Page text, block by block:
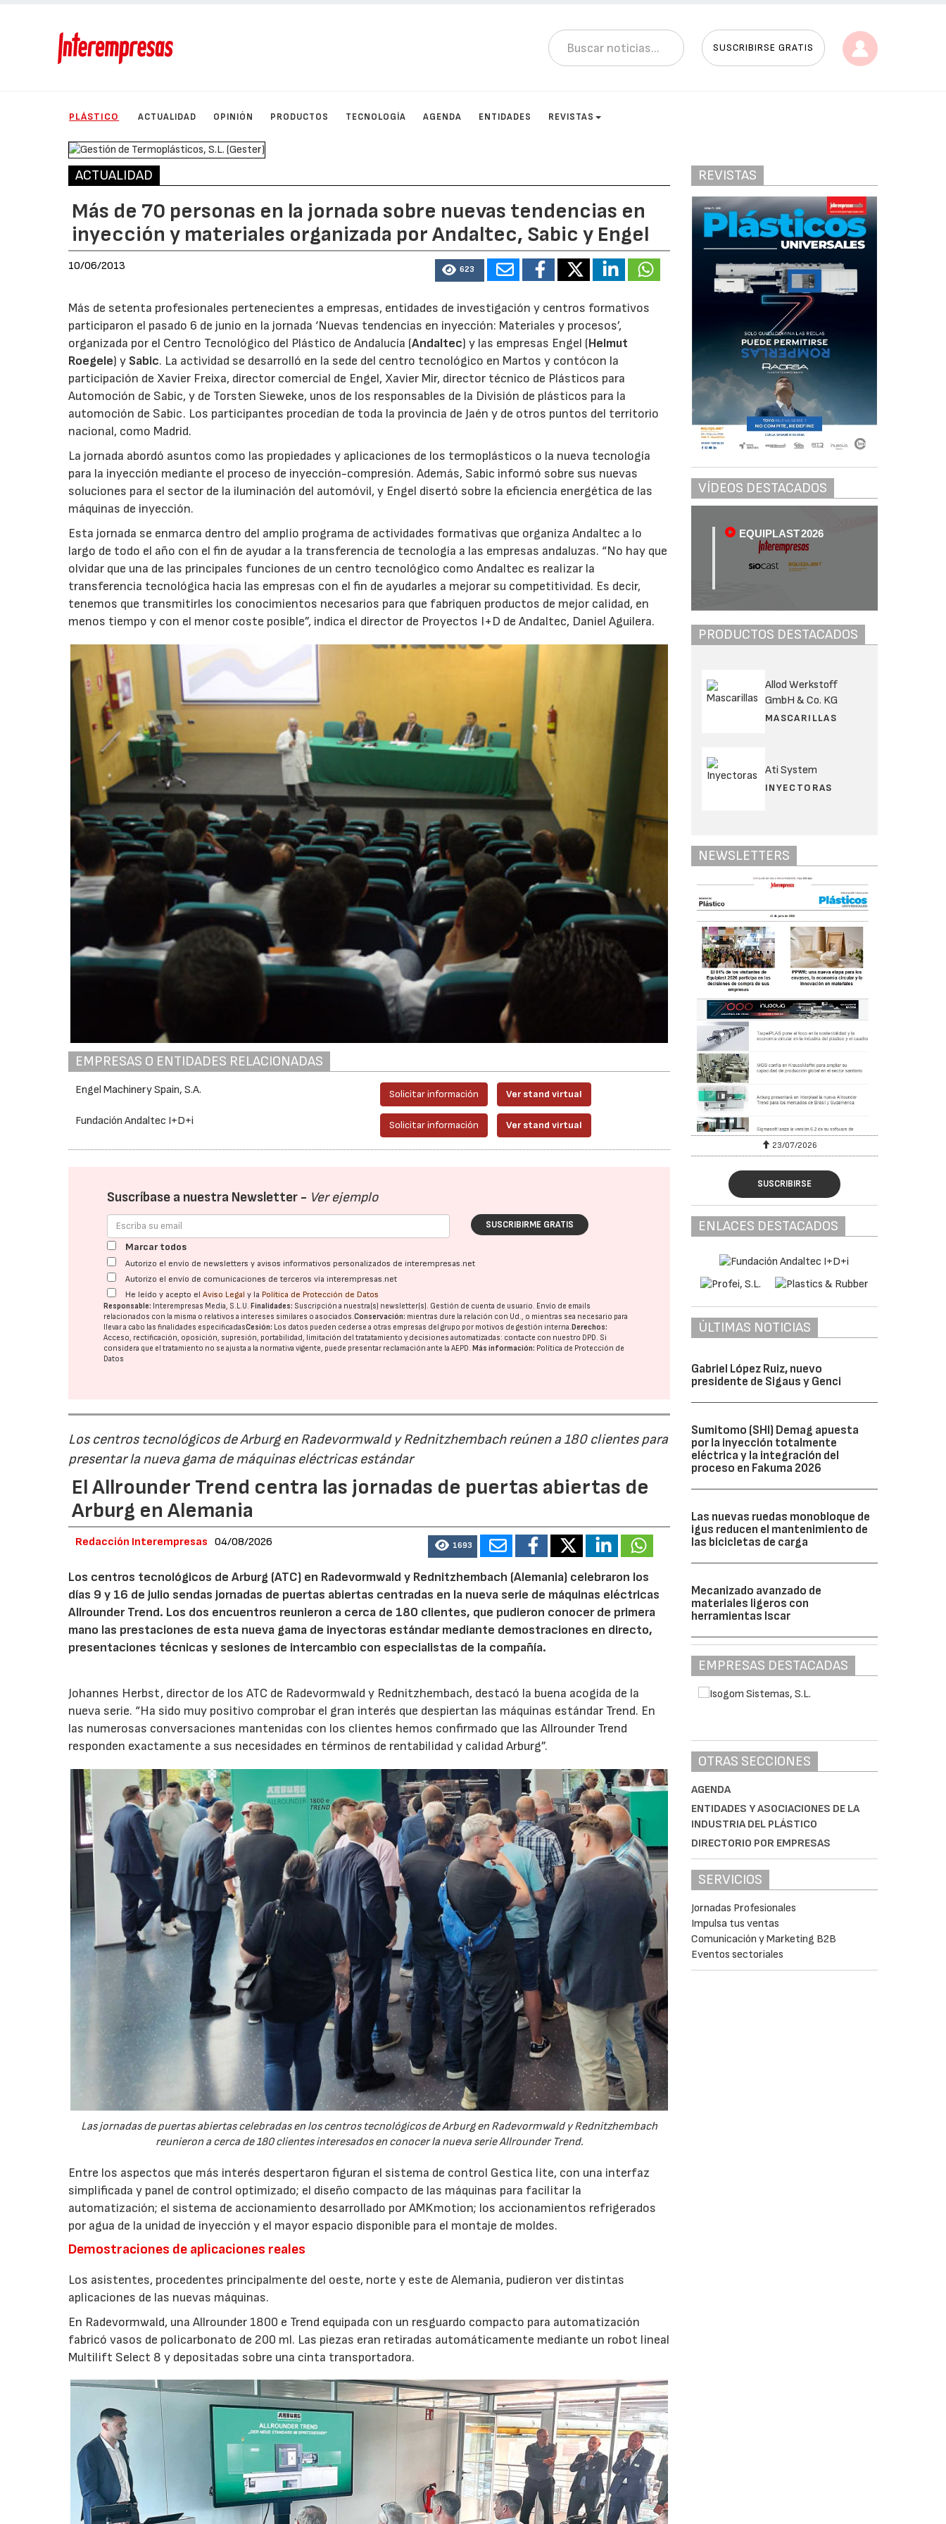
SUSCRIBIRSE GRATIS
PLÁSTICO ACTUALIDAD OPINIÓN PRODUCTOS TECNOLOGÍA AGENDA ENTIDADES REVISTAS
ACTUALIDAD
Más de 70 personas en la jornada sobre nuevas tendencias en
inyección y materiales organizada por Andaltec, Sabic y Engel
10/06/2013 623
Más de setenta profesionales pertenecientes a empresas, entidades de investigación y centros formativos
participaron el pasado 6 de junio en la jornada ‘Nuevas tendencias en inyección: Materiales y procesos’,
organizada por el Centro Tecnológico del Plástico de Andalucía (Andaltec) y las empresas Engel (Helmut
Roegele) y Sabic. La actividad se desarrolló en la sede del centro tecnológico en Martos y contócon la
participación de Xavier Freixa, director comercial de Engel, Xavier Mir, director técnico de Plásticos para
Automoción de Sabic, y de Torsten Sieweke, unos de los responsables de la División de plásticos para la
automoción de Sabic. Los participantes procedían de toda la provincia de Jaén y de otros puntos del territorio
nacional, como Madrid.
La jornada abordó asuntos como las propiedades y aplicaciones de los termoplásticos o la nueva tecnología
para la inyección mediante el proceso de inyección-compresión. Además, Sabic informó sobre sus nuevas
soluciones para el sector de la iluminación del automóvil, y Engel disertó sobre la eficiencia energética de las
máquinas de inyección.
Esta jornada se enmarca dentro del amplio programa de actividades formativas que organiza Andaltec a lo
largo de todo el año con el fin de ayudar a la transferencia de tecnología a las empresas andaluzas. “No hay que
olvidar que una de las principales funciones de un centro tecnológico como Andaltec es realizar la
transferencia tecnológica hacia las empresas con el fin de ayudarles a mejorar su competitividad. Es decir,
tenemos que transmitirles los conocimientos necesarios para que fabriquen productos de mejor calidad, en
menos tiempo y con el menor coste posible”, indica el director de Proyectos I+D de Andaltec, Daniel Aguilera.
EMPRESAS O ENTIDADES RELACIONADAS
Engel Machinery Spain, S.A. Solicitar información Ver stand virtual
Fundación Andaltec I+D+i Solicitar información Ver stand virtual
Suscríbase a nuestra Newsletter - Ver ejemplo
SUSCRIBIRME GRATIS
Marcar todos
Autorizo el envío de newsletters y avisos informativos personalizados de interempresas.net
Autorizo el envío de comunicaciones de terceros vía interempresas.net
He leído y acepto elAviso Legal y la Política de Protección de Datos
Responsable: Interempresas Media, S.L.U.Finalidades: Suscripción a nuestra(s) newsletter(s). Gestión de cuenta de usuario. Envío de emails
relacionados con la misma o relativos a intereses similares o asociados.Conservación: mientras dure la relación con Ud., o mientras sea necesario para
llevar a cabo las finalidades especificadasCesión: Los datos pueden cederse a otras empresas del grupo por motivos de gestión interna.Derechos:
Acceso, rectificación, oposición, supresión, portabilidad, limitación del tratatamiento y decisiones automatizadas: contacte con nuestro DPD. Si
considera que el tratamiento no se ajusta a la normativa vigente, puede presentar reclamación ante laAEPD.Más información: Política de Protección de
Datos
Los centros tecnológicos de Arburg en Radevormwald y Rednitzhembach reúnen a 180 clientes para
presentar la nueva gama de máquinas eléctricas estándar
El Allrounder Trend centra las jornadas de puertas abiertas de
Arburg en Alemania
Redacción Interempresas 04/08/2026 1693
Los centros tecnológicos de Arburg (ATC) en Radevormwald y Rednitzhembach (Alemania) celebraron los
días 9 y 16 de julio sendas jornadas de puertas abiertas centradas en la nueva serie de máquinas eléctricas
Allrounder Trend. Los dos encuentros reunieron a cerca de 180 clientes, que pudieron conocer de primera
mano las prestaciones de esta nueva gama de inyectoras estándar mediante demostraciones en directo,
presentaciones técnicas y sesiones de intercambio con especialistas de la compañía.
Johannes Herbst, director de los ATC de Radevormwald y Rednitzhembach, destacó la buena acogida de la
nueva serie. “Ha sido muy positivo comprobar el gran interés que despiertan las máquinas estándar Trend. En
las numerosas conversaciones mantenidas con los clientes hemos confirmado que las Allrounder Trend
responden exactamente a sus necesidades en términos de rentabilidad y calidad Arburg”.
Las jornadas de puertas abiertas celebradas en los centros tecnológicos de Arburg en Radevormwald y Rednitzhembach
reunieron a cerca de 180 clientes interesados en conocer la nueva serie Allrounder Trend.
Entre los aspectos que más interés despertaron figuran el sistema de control Gestica lite, con una interfaz
simplificada y panel de control optimizado; el diseño compacto de las máquinas para facilitar la
automatización; el sistema de accionamiento desarrollado por AMKmotion; los accionamientos refrigerados
por agua de la unidad de inyección y el mayor espacio disponible para el montaje de moldes.
Demostraciones de aplicaciones reales
Los asistentes, procedentes principalmente del oeste, norte y este de Alemania, pudieron ver distintas
aplicaciones de las nuevas máquinas.
En Radevormwald, una Allrounder 1800 e Trend equipada con un resguardo compacto para automatización
fabricó vasos de policarbonato de 200 ml. Las piezas eran retiradas automáticamente mediante un robot lineal
Multilift Select 8 y depositadas sobre una cinta transportadora.
REVISTAS
VÍDEOS DESTACADOS
EQUIPLAST 2026
PRODUCTOS DESTACADOS
Allod Werkstoff
GmbH & Co. KG
MASCARILLAS
Ati System
INYECTORAS
NEWSLETTERS
23/07/2026
SUSCRIBIRSE
ENLACES DESTACADOS
ÚLTIMAS NOTICIAS
Gabriel López Ruiz, nuevo
presidente de Sigaus y Genci
Sumitomo (SHI) Demag apuesta
por la inyección totalmente
eléctrica y la integración del
proceso en Fakuma 2026
Las nuevas ruedas monobloque de
igus reducen el mantenimiento de
las bicicletas de carga
Mecanizado avanzado de
materiales ligeros con
herramientas Iscar
EMPRESAS DESTACADAS
OTRAS SECCIONES
AGENDA
ENTIDADES Y ASOCIACIONES DE LA
INDUSTRIA DEL PLÁSTICO
DIRECTORIO POR EMPRESAS
SERVICIOS
Jornadas Profesionales
Impulsa tus ventas
Comunicación y Marketing B2B
Eventos sectoriales